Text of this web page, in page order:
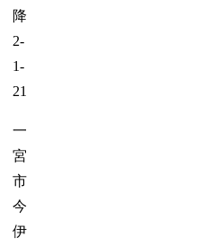
降
2-
1-
21
一
宮
市
今
伊